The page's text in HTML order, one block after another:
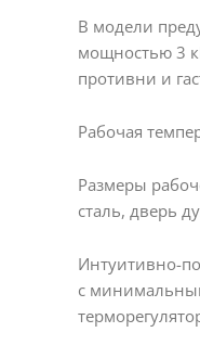
В модели
мощностью 3
противни и
Рабочая
Размеры
сталь, дверь
Интуитивно-
с